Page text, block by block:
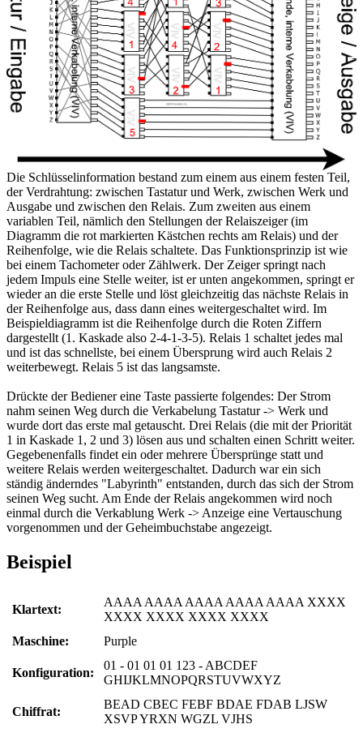
Die Schlüsselinformation bestand zum einem aus einem festen Teil,
der Verdrahtung: zwischen Tastatur und Werk, zwischen Werk und
Ausgabe und zwischen den Relais. Zum zweiten aus einem
variablen Teil, nämlich den Stellungen der Relaiszeiger (im
Diagramm die rot markierten Kästchen rechts am Relais) und der
Reihenfolge, wie die Relais schaltete. Das Funktionsprinzip ist wie
bei einem Tachometer oder Zählwerk. Der Zeiger springt nach
jedem Impuls eine Stelle weiter, ist er unten angekommen, springt er
wieder an die erste Stelle und löst gleichzeitig das nächste Relais in
der Reihenfolge aus, dass dann eines weitergeschaltet wird. Im
Beispieldiagramm ist die Reihenfolge durch die Roten Ziffern
dargestellt (1. Kaskade also 2-4-1-3-5). Relais 1 schaltet jedes mal
und ist das schnellste, bei einem Übersprung wird auch Relais 2
weiterbewegt. Relais 5 ist das langsamste.
Drückte der Bediener eine Taste passierte folgendes: Der Strom
nahm seinen Weg durch die Verkabelung Tastatur -> Werk und
wurde dort das erste mal getauscht. Drei Relais (die mit der Priorität
1 in Kaskade 1, 2 und 3) lösen aus und schalten einen Schritt weiter.
Gegebenenfalls findet ein oder mehrere Übersprünge statt und
weitere Relais werden weitergeschaltet. Dadurch war ein sich
ständig änderndes "Labyrinth" entstanden, durch das sich der Strom
seinen Weg sucht. Am Ende der Relais angekommen wird noch
einmal durch die Verkablung Werk -> Anzeige eine Vertauschung
vorgenommen und der Geheimbuchstabe angezeigt.
Beispiel
Klartext:
AAAA AAAA AAAA AAAA AAAA XXXX
XXXX XXXX XXXX XXXX
Maschine:
Purple
Konfiguration:
01 - 01 01 01 123 - ABCDEF
GHIJKLMNOPQRSTUVWXYZ
Chiffrat:
BEAD CBEC FEBF BDAE FDAB LJSW
XSVP YRXN WGZL VJHS